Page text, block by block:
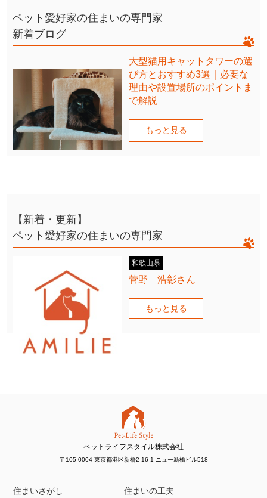
ペット愛好家の住まいの専門家
新着ブログ
大型猫用キャットタワーの選
び方とおすすめ3選｜必要な
理由や設置場所のポイントま
で解説
もっと見る
【新着・更新】
ペット愛好家の住まいの専門家
和歌山県
菅野 浩彰さん
もっと見る
ペットライフスタイル株式会社
〒105-0004 東京都港区新橋2-16-1 ニュー新橋ビル518
住まいさがし 住まいの工夫